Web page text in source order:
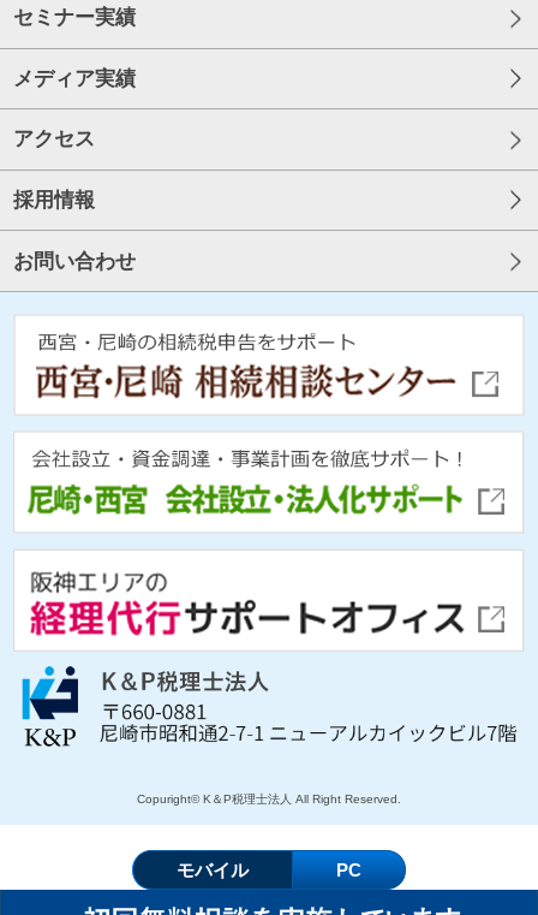
セミナー実績
メディア実績
アクセス
採用情報
お問い合わせ
Copuright© K＆P税理士法人 All Right Reserved.
モバイル PC